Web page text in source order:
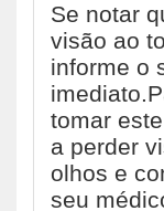
Se notar
visão ao
informe o
tomar
a perder
olhos e
seu